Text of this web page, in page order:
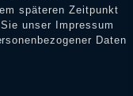
späteren Zeitpunkt
unser
Impressum
Daten